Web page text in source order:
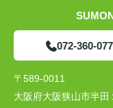
072-360-
〒589-0011
大阪府大阪狭山市半田